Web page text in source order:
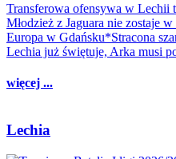
Transferowa ofensywa w Lechii
Młodzież z Jaguara nie zostaje
Europa w Gdańsku*Stracona
Lechia już świętuje, Arka musi
więcej ...
Lechia